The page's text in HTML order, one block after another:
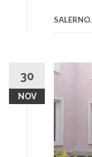
SALERNO,
30
NOV